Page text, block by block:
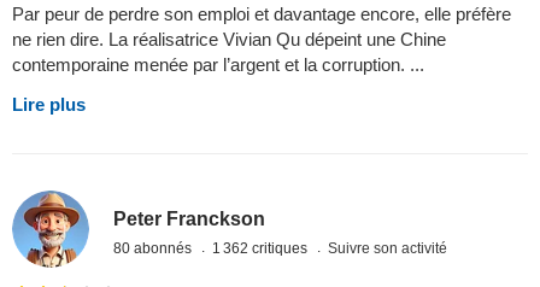
Par peur de perdre son emploi et davantage encore, elle préfère
ne rien dire. La réalisatrice Vivian Qu dépeint une Chine
contemporaine menée par l’argent et la corruption. ...
Lire plus
Peter Franckson
80 abonnés 1 362 critiques Suivre son activité